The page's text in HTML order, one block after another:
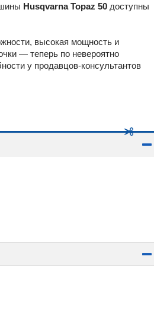
Husqvarna Topaz 50 доступны
высокая мощность и
— теперь по невероятно
у продавцов-консультантов